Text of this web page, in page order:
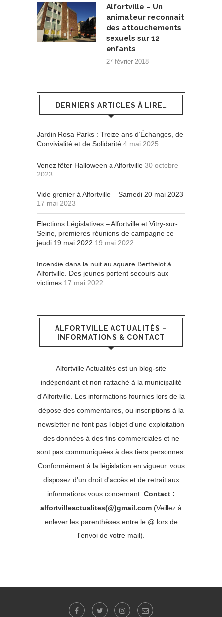
Alfortville – Un
animateur reconnait
des attouchements
sexuels sur 12
enfants
27 février 2018
DERNIERS ARTICLES À LIRE…
Jardin Rosa Parks : Treize ans d’Échanges, de
Convivialité et de Solidarité 4 mai 2025
Venez fêter Halloween à Alfortville 30 octobre
2023
Vide grenier à Alfortville – Samedi 20 mai 2023
17 mai 2023
Elections Législatives – Alfortville et Vitry-sur-
Seine, premieres réunions de campagne ce
jeudi 19 mai 2022 19 mai 2022
Incendie dans la nuit au square Berthelot à
Alfortville. Des jeunes portent secours aux
victimes 17 mai 2022
ALFORTVILLE ACTUALITÉS –
INFORMATIONS & CONTACT
Alfortville Actualités est un blog-site
indépendant et non rattaché à la municipalité
d'Alfortville. Les informations fournies lors de la
dépose des commentaires, ou inscriptions à la
newsletter ne font pas l'objet d'une exploitation
des données à des fins commerciales et ne
sont pas communiquées à des tiers personnes.
Conformément à la législation en vigueur, vous
disposez d'un droit d'accès et de retrait aux
informations vous concernant. Contact :
alfortvilleactualites(@)gmail.com (Veillez à
enlever les parenthèses entre le @ lors de
l'envoi de votre mail).